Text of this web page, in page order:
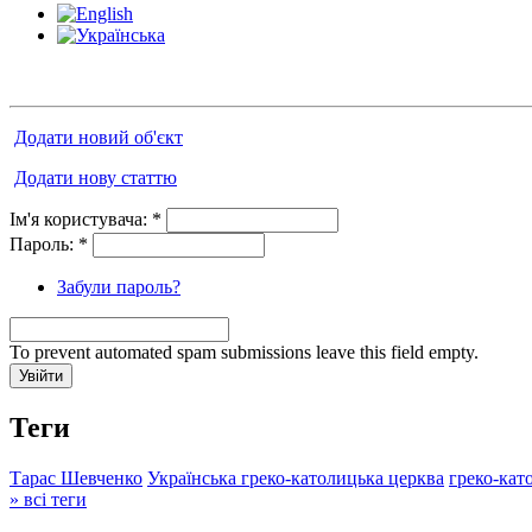
Додати новий об'єкт
Додати нову статтю
Ім'я користувача: *
Пароль: *
Забули пароль?
To prevent automated spam submissions leave this field empty.
Теги
Тарас Шевченко Українська греко-католицька церква греко-
» всі теги